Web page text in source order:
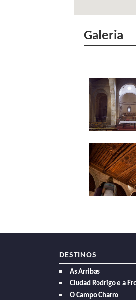
Galeria
DESTINOS
As Arribas
Ciudad Rodrigo e a
O Campo Charro